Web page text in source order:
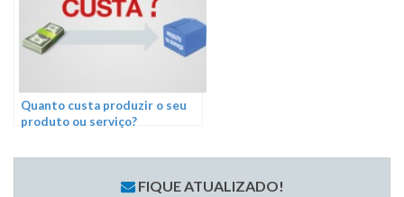
Quanto custa produzir o seu
produto ou serviço?
FIQUE ATUALIZADO!